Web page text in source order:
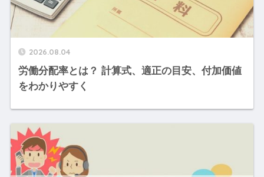
2026.08.04
労働分配率とは？ 計算式、適正の目安、付加価値
をわかりやすく